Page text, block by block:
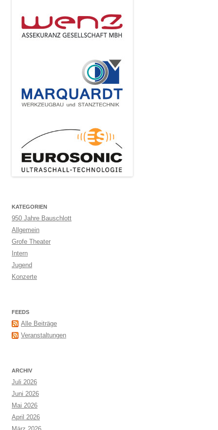
KATEGORIEN
950 Jahre Bauschlott
Allgemein
Grofe Theater
Intern
Jugend
Konzerte
FEEDS
Alle Beiträge
Veranstaltungen
ARCHIV
Juli 2026
Juni 2026
Mai 2026
April 2026